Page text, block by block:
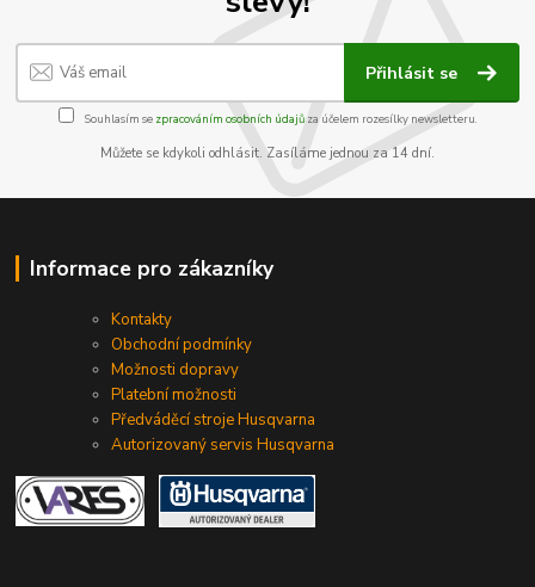
Přihlásit se
Souhlasím se zpracováním osobních údajůza účelem rozesílky newsletteru.
Můžete se kdykoli odhlásit. Zasíláme jednou za 14 dní.
Informace pro zákazníky
Kontakty
Obchodní podmínky
Možnosti dopravy
Platební možnosti
Předváděcí stroje Husqvarna
Autorizovaný servis Husqvarna